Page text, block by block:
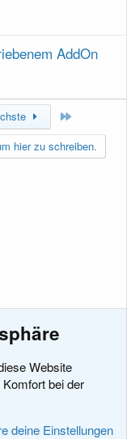
AddOn
hier zu schreiben.
Website
bei der
deine Einstellungen